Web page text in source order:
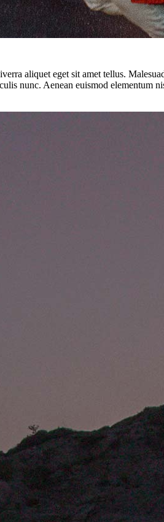
aliquet eget sit amet tellus.
nunc. Aenean euismod elementum